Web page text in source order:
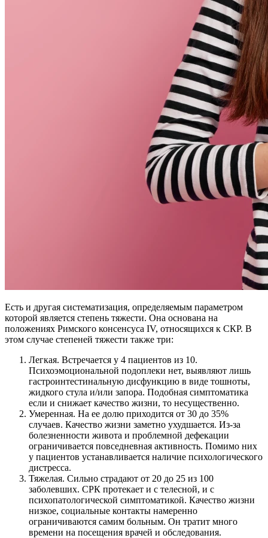
Есть и другая систематизация, определяемым параметром
которой является степень тяжести. Она основана на
положениях Римского консенсуса IV, относящихся к СКР. В
этом случае степеней тяжести также три:
Легкая. Встречается у 4 пациентов из 10.
Психоэмоциональной подоплеки нет, выявляют лишь
гастроинтестинальную дисфункцию в виде тошноты,
жидкого стула и/или запора. Подобная симптоматика
если и снижает качество жизни, то несущественно.
Умеренная. На ее долю приходится от 30 до 35%
случаев. Качество жизни заметно ухудшается. Из-за
болезненности живота и проблемной дефекации
ограничивается повседневная активность. Помимо них
у пациентов устанавливается наличие психологического
дистресса.
Тяжелая. Сильно страдают от 20 до 25 из 100
заболевших. СРК протекает и с телесной, и с
психопатологической симптоматикой. Качество жизни
низкое, социальные контакты намеренно
ограничиваются самим больным. Он тратит много
времени на посещения врачей и обследования.